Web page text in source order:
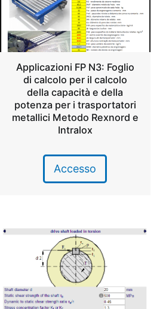
Applicazioni FP N3: Foglio
di calcolo per il calcolo
della capacità e della
potenza per i trasportatori
metallici Metodo Rexnord e
Intralox
Accesso